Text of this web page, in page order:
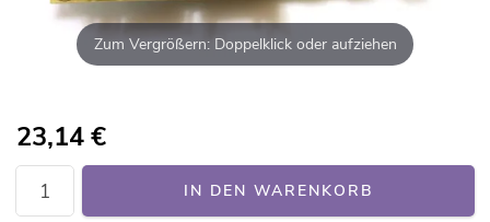
Zum Vergrößern: Doppelklick oder aufziehen
23,14€
IN DEN WARENKORB